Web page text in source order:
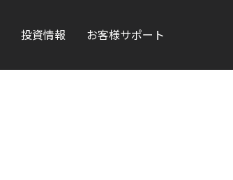
投資情報 お客様サポート